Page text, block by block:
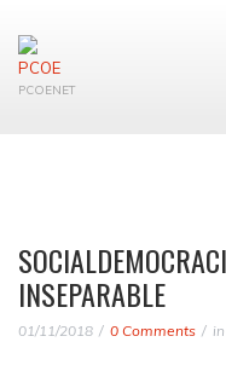
PCOENET
INSEPARABLE
01/11/2018 0 Comments in